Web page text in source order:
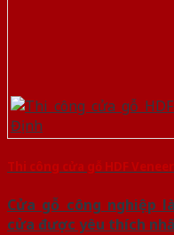
Thi công cửa gỗ HDF
Cửa gỗ công nghiệp
cửa được yêu thích